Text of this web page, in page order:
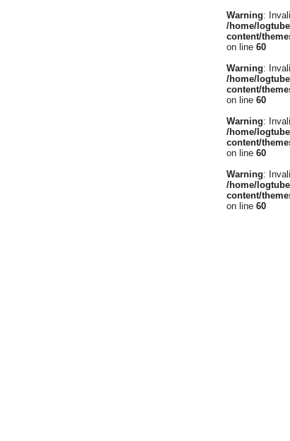
Warning:
/home/
content/
on line 60
Warning:
/home/
content/
on line 60
Warning:
/home/
content/
on line 60
Warning:
/home/
content/
on line 60